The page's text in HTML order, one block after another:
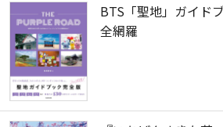
BTS「聖地」ガイ
全網羅